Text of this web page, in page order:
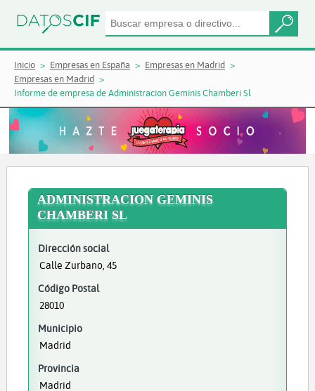
Inicio Empresas en España
Empresas en Madrid
Empresas en Madrid
Informe de empresa de Administracion Geminis Chamberi Sl
ADMINISTRACION GEMINIS
CHAMBERI SL
Dirección social
Calle Zurbano, 45
Código Postal
28010
Municipio
Madrid
Provincia
Madrid